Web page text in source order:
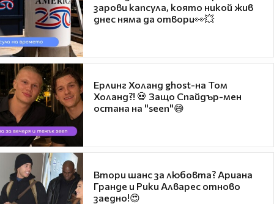
зарови капсула, която никой жив
днес няма да отвори👀💥
Ерлинг Холанд ghost-на Том
Холанд?! 💀 Защо Спайдър-мен
остана на "seen"😅
Втори шанс за любовта? Ариана
Гранде и Рики Алварес отново
заедно!😍